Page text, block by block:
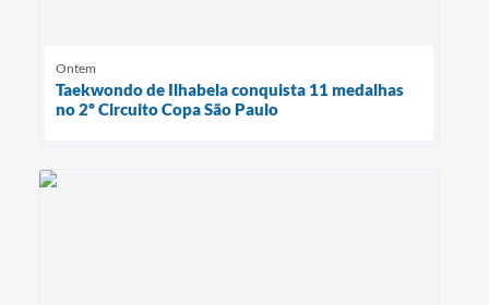
Ontem
Taekwondo de Ilhabela conquista 11 medalhas
no 2º Circuito Copa São Paulo